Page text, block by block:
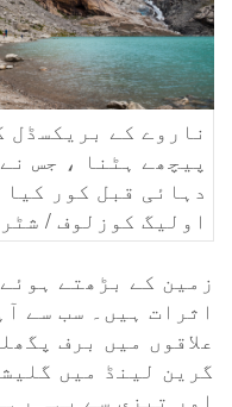
ناروے کے بریکسڈل
پیچھے ہٹنا ، جس
دہائی قبل کور
اولیگ کوزلوف /
زمین کے بڑھتے
اثرات ہیں۔ سب سے
علاقوں میں برف
گرین لینڈ میں
اور تیزی سے بہہ